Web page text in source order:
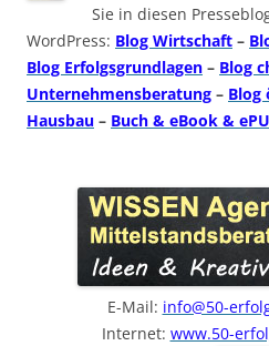
Sie in diesen
WordPress: Blog Wirtschaft –
Blog Erfolgsgrundlagen – Blog
Unternehmensberatung – Blog
Hausbau – Buch & eBook &
E-Mail: info@50-
Internet: www.50-